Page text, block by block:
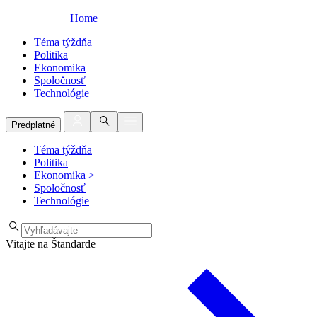
Home
Téma týždňa
Politika
Ekonomika
Spoločnosť
Technológie
Predplatné
Téma týždňa
Politika
Ekonomika >
Spoločnosť
Technológie
Vitajte na Štandarde